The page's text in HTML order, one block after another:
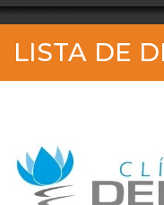
_banner_me_
LISTA DE